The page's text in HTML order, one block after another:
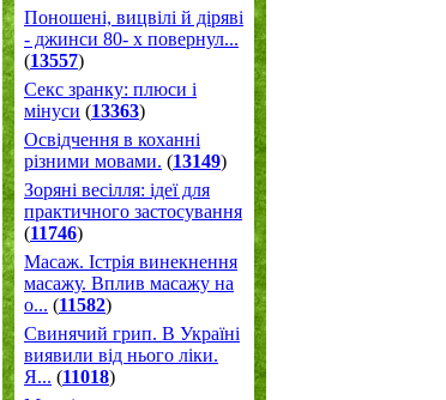
Поношені, вицвілі й діряві
- джинси 80- х повернул...
(13557)
Секс зранку: плюси і
мінуси (13363)
Освідчення в коханні
різними мовами. (13149)
Зоряні весілля: ідеї для
практичного застосування
(11746)
Масаж. Істрія винекнення
масажу. Вплив масажу на
о... (11582)
Свинячий грип. В Україні
виявили від нього ліки.
Я... (11018)